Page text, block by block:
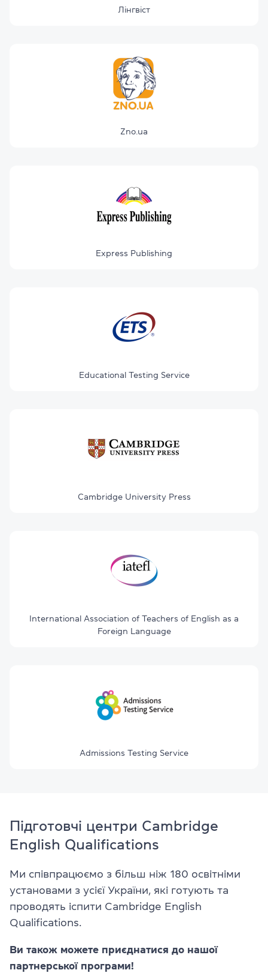
Лінгвіст
Zno.ua
Express Publishing
Educational Testing Service
Cambridge University Press
International Association of Teachers of English as a
Foreign Language
Admissions Testing Service
Підготовчі центри Cambridge
English Qualifications
Ми співпрацюємо з більш ніж 180 освітніми
установами з усієї України, які готують та
проводять іспити Cambridge English
Qualifications.
Ви також можете приєднатися до нашої
партнерської програми!